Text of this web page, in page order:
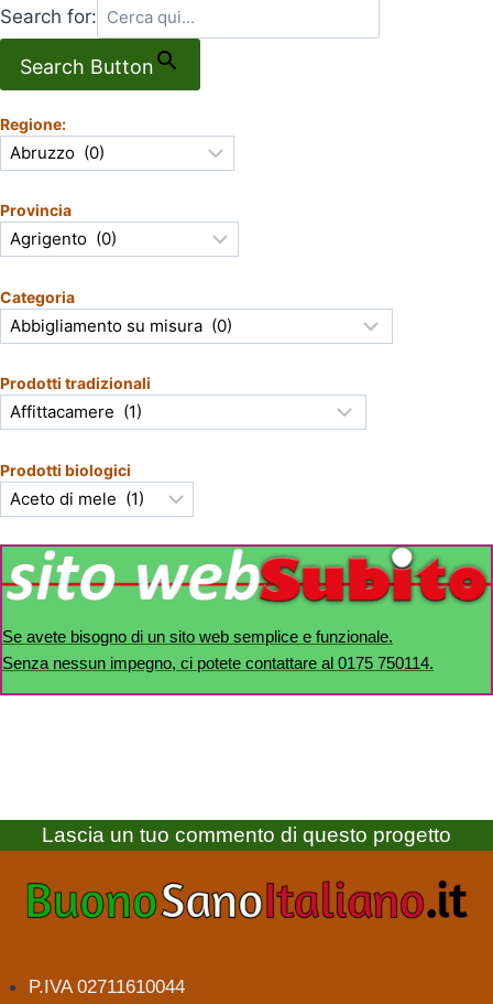
Search for:
Search Button
Regione:
Provincia
Categoria
Prodotti tradizionali
Prodotti biologici
Se avete bisogno di un sito web semplice e funzionale.
Senza nessun impegno, ci potete contattare al 0175 750114.
Lascia un tuo commento di questo progetto
P.IVA 02711610044